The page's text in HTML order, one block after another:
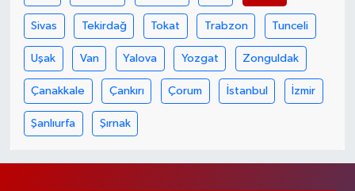
Sivas Tekirdağ Tokat Trabzon Tunceli
Uşak Van Yalova Yozgat Zonguldak
Çanakkale Çankırı Çorum İstanbul İzmir
Şanlıurfa Şırnak